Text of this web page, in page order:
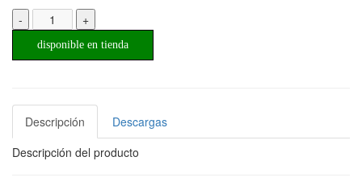
- +
disponible en tienda
Descripción
Descargas
Descripción del producto